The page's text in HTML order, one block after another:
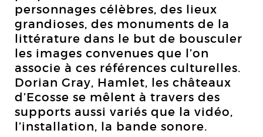
personnages célèbres, des lieux
grandioses, des monuments de la
littérature dans le but de bousculer
les images convenues que l’on
associe à ces références culturelles.
Dorian Gray, Hamlet, les châteaux
d’Ecosse se mêlent à travers des
supports aussi variés que la vidéo,
l’installation, la bande sonore.